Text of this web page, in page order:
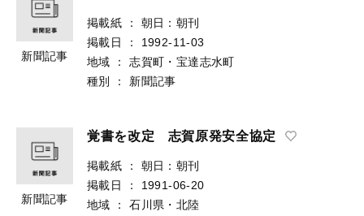
新聞記事
掲載紙 ：
朝日：朝刊
掲載日
：
1992-11-03
地域
：
志賀町・宝達志水町
種別
： 新聞記事
新聞記事
覚書を改定 志賀原発安全協定
掲載紙 ：
朝日：朝刊
掲載日
：
1991-06-20
地域
：
石川県・北陸